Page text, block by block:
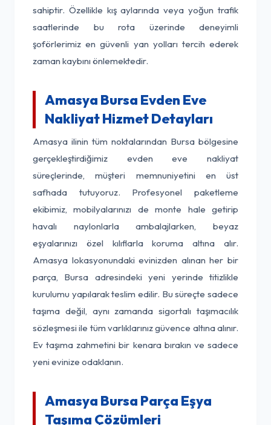
sahiptir. Özellikle kış aylarında veya yoğun trafik
saatlerinde bu rota üzerinde deneyimli
şoförlerimiz en güvenli yan yolları tercih ederek
zaman kaybını önlemektedir.
Amasya Bursa Evden Eve
Nakliyat Hizmet Detayları
Amasya ilinin tüm noktalarından Bursa bölgesine
gerçekleştirdiğimiz evden eve nakliyat
süreçlerinde, müşteri memnuniyetini en üst
safhada tutuyoruz. Profesyonel paketleme
ekibimiz, mobilyalarınızı de monte hale getirip
havalı naylonlarla ambalajlarken, beyaz
eşyalarınızı özel kılıflarla koruma altına alır.
Amasya lokasyonundaki evinizden alınan her bir
parça, Bursa adresindeki yeni yerinde titizlikle
kurulumu yapılarak teslim edilir. Bu süreçte sadece
taşıma değil, aynı zamanda sigortalı taşımacılık
sözleşmesi ile tüm varlıklarınız güvence altına alınır.
Ev taşıma zahmetini bir kenara bırakın ve sadece
yeni evinize odaklanın.
Amasya Bursa Parça Eşya
Taşıma Çözümleri